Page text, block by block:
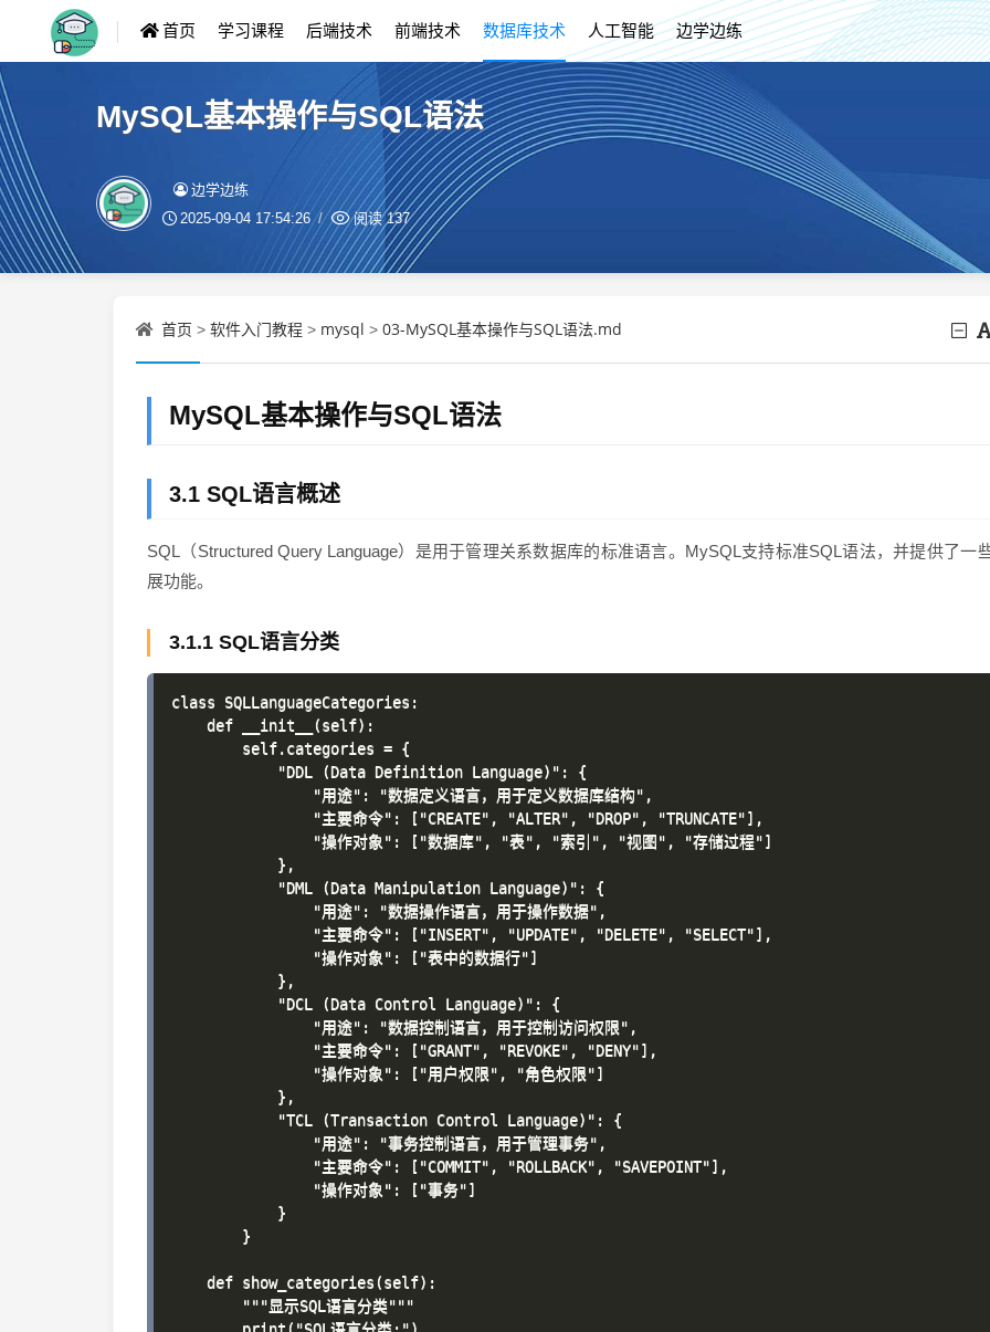
首页 学习课程 后端技术 前端技术 数据库技术 人工智能 边学边练
MySQL基本操作与SQL语法
边学边练
2025-09-04 17:54:26 阅读137
首页 > 软件入门教程 > mysql > 03-MySQL基本操作与SQL语法.md
MySQL基本操作与SQL语法
3.1 SQL语言概述
SQL（Structured Query Language）是用于管理关系数据库的标准语言。MySQL支持标准SQL语法，并提供了一
展功能。
3.1.1 SQL语言分类
class SQLLanguageCategories:
    def __init__(self):
        self.categories = {
            "DDL (Data Definition Language)": {
                "用途": "数据定义语言，用于定义数据库结构",
                "主要命令": ["CREATE", "ALTER", "DROP", "TRUNCATE"],
                "操作对象": ["数据库", "表", "索引", "视图", "存储过程"]
            },
            "DML (Data Manipulation Language)": {
                "用途": "数据操作语言，用于操作数据",
                "主要命令": ["INSERT", "UPDATE", "DELETE", "SELECT"],
                "操作对象": ["表中的数据行"]
            },
            "DCL (Data Control Language)": {
                "用途": "数据控制语言，用于控制访问权限",
                "主要命令": ["GRANT", "REVOKE", "DENY"],
                "操作对象": ["用户权限", "角色权限"]
            },
            "TCL (Transaction Control Language)": {
                "用途": "事务控制语言，用于管理事务",
                "主要命令": ["COMMIT", "ROLLBACK", "SAVEPOINT"],
                "操作对象": ["事务"]
            }
        }
    def show_categories(self):
        """显示SQL语言分类"""